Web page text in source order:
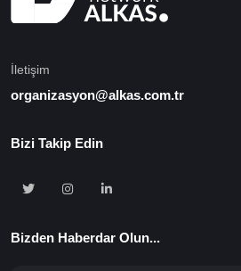
İletişim
organizasyon@alkas.com.tr
Bizi Takip Edin
Bizden Haberdar Olun...